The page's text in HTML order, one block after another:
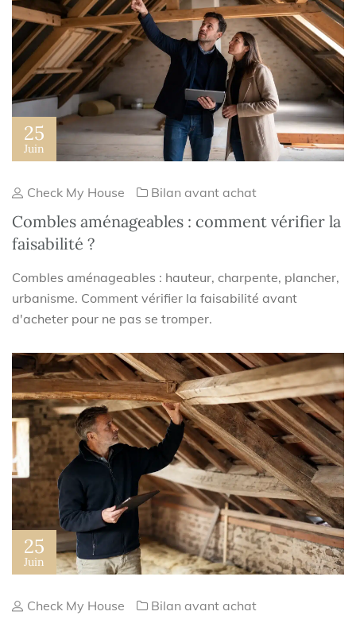
25
Juin
Check My House Bilan avant achat
Combles aménageables : comment vérifier la
faisabilité ?
Combles aménageables : hauteur, charpente, plancher,
urbanisme. Comment vérifier la faisabilité avant
d'acheter pour ne pas se tromper.
25
Juin
Check My House Bilan avant achat